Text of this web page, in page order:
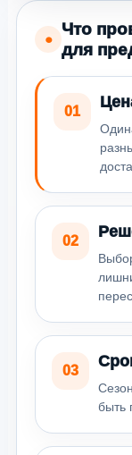
●
Что
для
01
02
03
быть